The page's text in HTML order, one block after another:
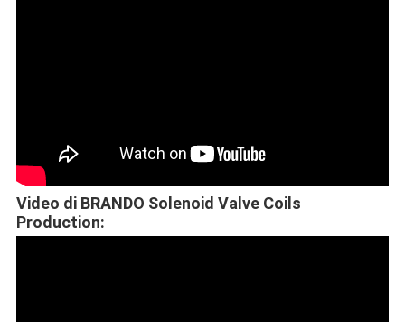
Video di BRANDO Solenoid Valve Coils
Production: